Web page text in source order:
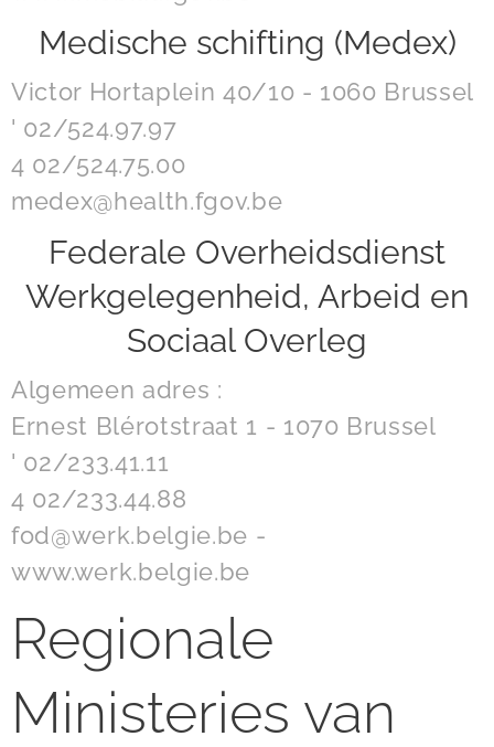
Medische schifting (Medex)
Victor Hortaplein 40/10 - 1060 Brussel
' 02/524.97.97
4 02/524.75.00
medex@health.fgov.be
Federale Overheidsdienst
Werkgelegenheid, Arbeid en
Sociaal Overleg
Algemeen adres :
Ernest Blérotstraat 1 - 1070 Brussel
' 02/233.41.11
4 02/233.44.88
fod@werk.belgie.be -
www.werk.belgie.be
Regionale
Ministeries van